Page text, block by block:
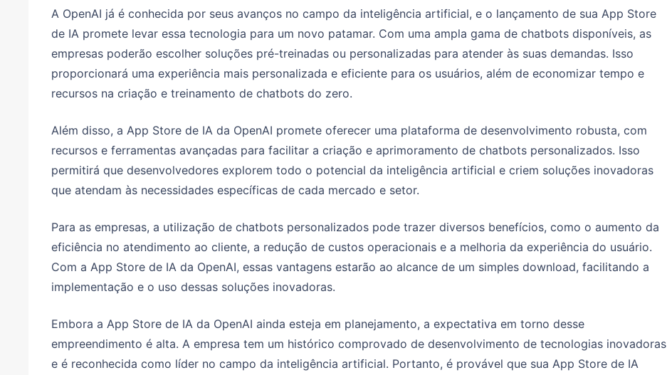
A OpenAI já é conhecida por seus avanços no campo da inteligência artificial, e o lançamento de sua App Store
de IA promete levar essa tecnologia para um novo patamar. Com uma ampla gama de chatbots disponíveis, as
empresas poderão escolher soluções pré-treinadas ou personalizadas para atender às suas demandas. Isso
proporcionará uma experiência mais personalizada e eficiente para os usuários, além de economizar tempo e
recursos na criação e treinamento de chatbots do zero.
Além disso, a App Store de IA da OpenAI promete oferecer uma plataforma de desenvolvimento robusta, com
recursos e ferramentas avançadas para facilitar a criação e aprimoramento de chatbots personalizados. Isso
permitirá que desenvolvedores explorem todo o potencial da inteligência artificial e criem soluções inovadoras
que atendam às necessidades específicas de cada mercado e setor.
Para as empresas, a utilização de chatbots personalizados pode trazer diversos benefícios, como o aumento da
eficiência no atendimento ao cliente, a redução de custos operacionais e a melhoria da experiência do usuário.
Com a App Store de IA da OpenAI, essas vantagens estarão ao alcance de um simples download, facilitando a
implementação e o uso dessas soluções inovadoras.
Embora a App Store de IA da OpenAI ainda esteja em planejamento, a expectativa em torno desse
empreendimento é alta. A empresa tem um histórico comprovado de desenvolvimento de tecnologias inovadoras
e é reconhecida como líder no campo da inteligência artificial. Portanto, é provável que sua App Store de IA